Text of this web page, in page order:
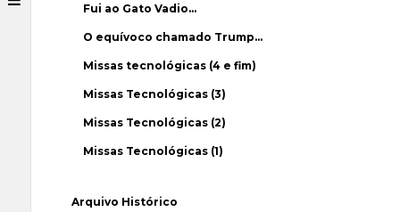
Fui ao Gato Vadio…
O equívoco chamado Trump…
Missas tecnológicas (4 e fim)
Missas Tecnológicas (3)
Missas Tecnológicas (2)
Missas Tecnológicas (1)
Arquivo Histórico